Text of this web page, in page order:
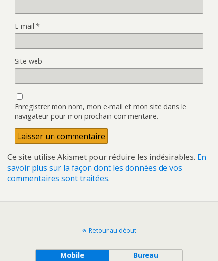
E-mail *
Site web
Enregistrer mon nom, mon e-mail et mon site dans le
navigateur pour mon prochain commentaire.
Ce site utilise Akismet pour réduire les indésirables. En
savoir plus sur la façon dont les données de vos
commentaires sont traitées.
Retour au début
Mobile Bureau